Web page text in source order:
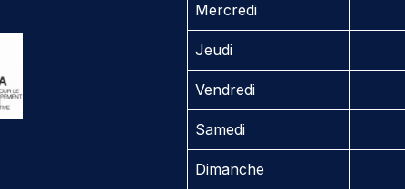
Mercredi
Jeudi
Vendredi
Samedi
Dimanche